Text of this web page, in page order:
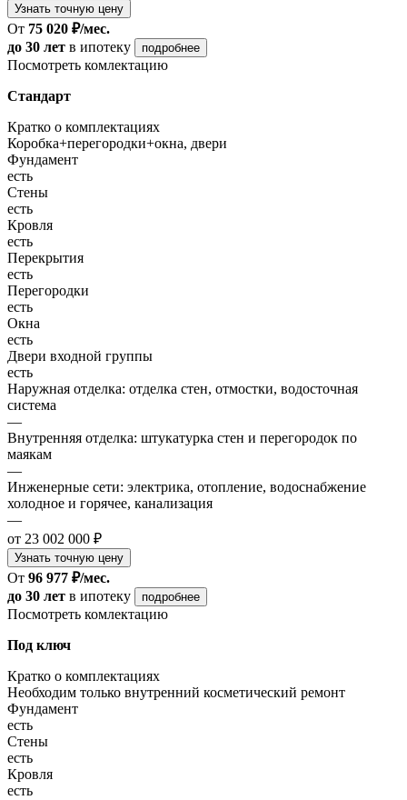
Узнать точную цену
От 75 020 ₽/мес.
до 30 лет в ипотеку подробнее
Посмотреть комлектацию
Стандарт
Кратко о комплектациях
Коробка+перегородки+окна, двери
Фундамент
есть
Стены
есть
Кровля
есть
Перекрытия
есть
Перегородки
есть
Окна
есть
Двери входной группы
есть
Наружная отделка: отделка стен, отмостки, водосточная
система
—
Внутренняя отделка: штукатурка стен и перегородок по
маякам
—
Инженерные сети: электрика, отопление, водоснабжение
холодное и горячее, канализация
—
от 23 002 000 ₽
Узнать точную цену
От 96 977 ₽/мес.
до 30 лет в ипотеку подробнее
Посмотреть комлектацию
Под ключ
Кратко о комплектациях
Необходим только внутренний косметический ремонт
Фундамент
есть
Стены
есть
Кровля
есть